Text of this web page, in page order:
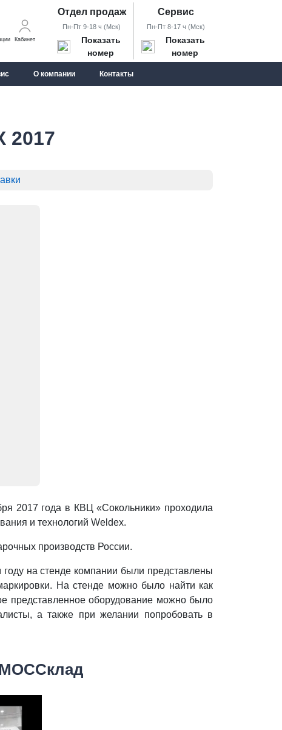
Кабинет
Отдел продаж
Пн-Пт 9-18 ч (Мск)
Показать
номер
Сервис
Пн-Пт 8-17 ч (Мск)
Показать
номер
О компании Контакты
2017
2017 года в КВЦ «Сокольники» проходила
и технологий Weldex.
производств России.
на стенде компании были представлены
На стенде можно было найти как
представленное оборудование можно было
а также при желании попробовать в
МОССклад